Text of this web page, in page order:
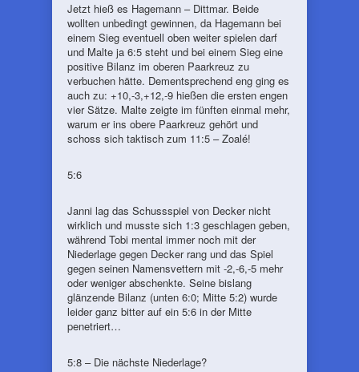
Jetzt hieß es Hagemann – Dittmar. Beide
wollten unbedingt gewinnen, da Hagemann bei
einem Sieg eventuell oben weiter spielen darf
und Malte ja 6:5 steht und bei einem Sieg eine
positive Bilanz im oberen Paarkreuz zu
verbuchen hätte. Dementsprechend eng ging es
auch zu: +10,-3,+12,-9 hießen die ersten engen
vier Sätze. Malte zeigte im fünften einmal mehr,
warum er ins obere Paarkreuz gehört und
schoss sich taktisch zum 11:5 – Zoalé!
5:6
Janni lag das Schussspiel von Decker nicht
wirklich und musste sich 1:3 geschlagen geben,
während Tobi mental immer noch mit der
Niederlage gegen Decker rang und das Spiel
gegen seinen Namensvettern mit -2,-6,-5 mehr
oder weniger abschenkte. Seine bislang
glänzende Bilanz (unten 6:0; Mitte 5:2) wurde
leider ganz bitter auf ein 5:6 in der Mitte
penetriert…
5:8 – Die nächste Niederlage?